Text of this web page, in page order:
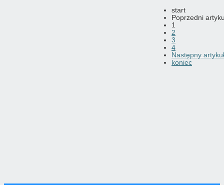
start
Poprzedni
1
2
3
4
Następny artykuł
koniec